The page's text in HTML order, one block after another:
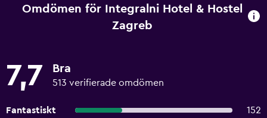
Omdömen för Integralni Hotel & Hostel
Zagreb
7,7 Bra
513 verifierade omdömen
Fantastiskt
152